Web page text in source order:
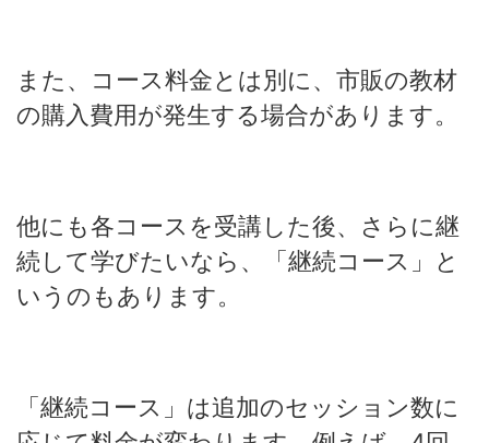
また、コース料金とは別に、市販の教材
の購入費用が発生する場合があります。
他にも各コースを受講した後、さらに継
続して学びたいなら、「継続コース」と
いうのもあります。
「継続コース」は追加のセッション数に